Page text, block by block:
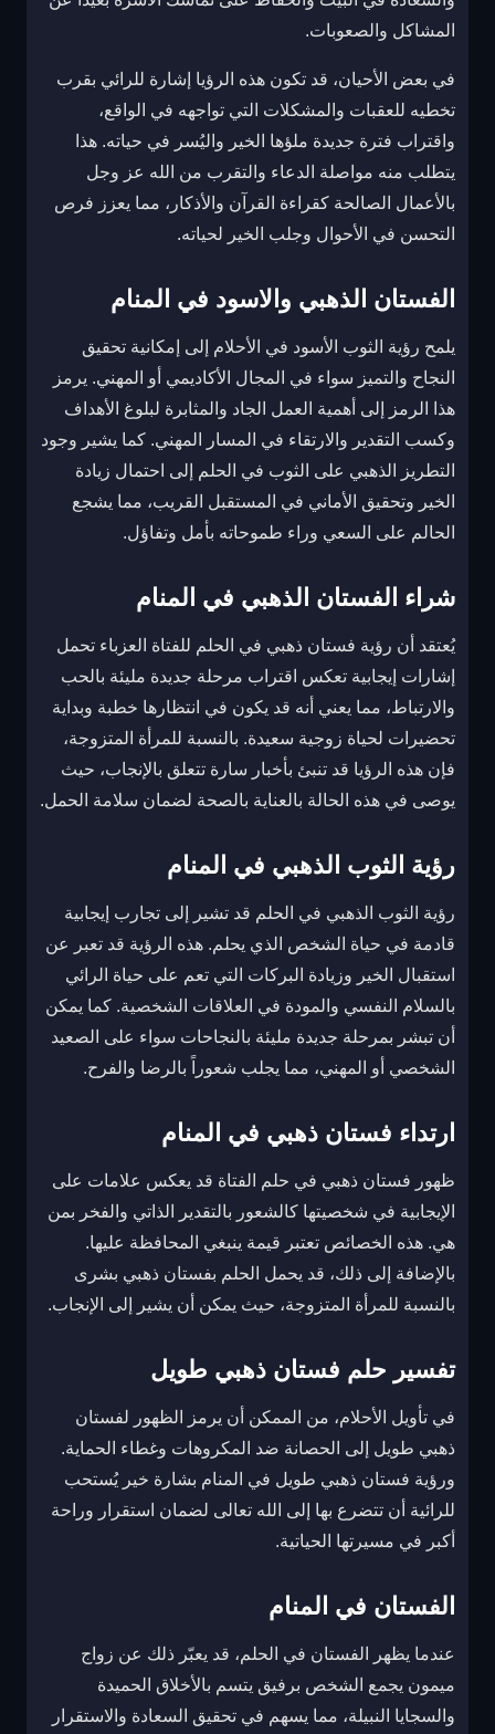
المشاكل والصعوبات.
في بعض الأحيان، قد تكون هذه الرؤيا إشارة للرائي بقرب
تخطيه للعقبات والمشكلات التي تواجهه في الواقع،
واقتراب فترة جديدة ملؤها الخير واليُسر في حياته. هذا
يتطلب منه مواصلة الدعاء والتقرب من الله عز وجل
بالأعمال الصالحة كقراءة القرآن والأذكار، مما يعزز فرص
التحسن في الأحوال وجلب الخير لحياته.
الفستان الذهبي والاسود في المنام
يلمح رؤية الثوب الأسود في الأحلام إلى إمكانية تحقيق
النجاح والتميز سواء في المجال الأكاديمي أو المهني. يرمز
هذا الرمز إلى أهمية العمل الجاد والمثابرة لبلوغ الأهداف
وكسب التقدير والارتقاء في المسار المهني. كما يشير وجود
التطريز الذهبي على الثوب في الحلم إلى احتمال زيادة
الخير وتحقيق الأماني في المستقبل القريب، مما يشجع
الحالم على السعي وراء طموحاته بأمل وتفاؤل.
شراء الفستان الذهبي في المنام
يُعتقد أن رؤية فستان ذهبي في الحلم للفتاة العزباء تحمل
إشارات إيجابية تعكس اقتراب مرحلة جديدة مليئة بالحب
والارتباط، مما يعني أنه قد يكون في انتظارها خطبة وبداية
تحضيرات لحياة زوجية سعيدة. بالنسبة للمرأة المتزوجة،
فإن هذه الرؤيا قد تنبئ بأخبار سارة تتعلق بالإنجاب، حيث
يوصى في هذه الحالة بالعناية بالصحة لضمان سلامة الحمل.
رؤية الثوب الذهبي في المنام
رؤية الثوب الذهبي في الحلم قد تشير إلى تجارب إيجابية
قادمة في حياة الشخص الذي يحلم. هذه الرؤية قد تعبر عن
استقبال الخير وزيادة البركات التي تعم على حياة الرائي
بالسلام النفسي والمودة في العلاقات الشخصية. كما يمكن
أن تبشر بمرحلة جديدة مليئة بالنجاحات سواء على الصعيد
الشخصي أو المهني، مما يجلب شعوراً بالرضا والفرح.
ارتداء فستان ذهبي في المنام
ظهور فستان ذهبي في حلم الفتاة قد يعكس علامات على
الإيجابية في شخصيتها كالشعور بالتقدير الذاتي والفخر بمن
هي. هذه الخصائص تعتبر قيمة ينبغي المحافظة عليها.
بالإضافة إلى ذلك، قد يحمل الحلم بفستان ذهبي بشرى
بالنسبة للمرأة المتزوجة، حيث يمكن أن يشير إلى الإنجاب.
تفسير حلم فستان ذهبي طويل
في تأويل الأحلام، من الممكن أن يرمز الظهور لفستان
ذهبي طويل إلى الحصانة ضد المكروهات وغطاء الحماية.
ورؤية فستان ذهبي طويل في المنام بشارة خير يُستحب
للرائية أن تتضرع بها إلى الله تعالى لضمان استقرار وراحة
أكبر في مسيرتها الحياتية.
الفستان في المنام
عندما يظهر الفستان في الحلم، قد يعبّر ذلك عن زواج
ميمون يجمع الشخص برفيق يتسم بالأخلاق الحميدة
والسجايا النبيلة، مما يسهم في تحقيق السعادة والاستقرار